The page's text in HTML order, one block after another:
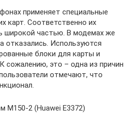
применяет специальные
карт. Соответственно их
широкой частью. В модемах же
отказались. Используются
блоки для карты и
сожалению, это – одна из причин
отмечают, что
M150-2 (Huawei E3372)